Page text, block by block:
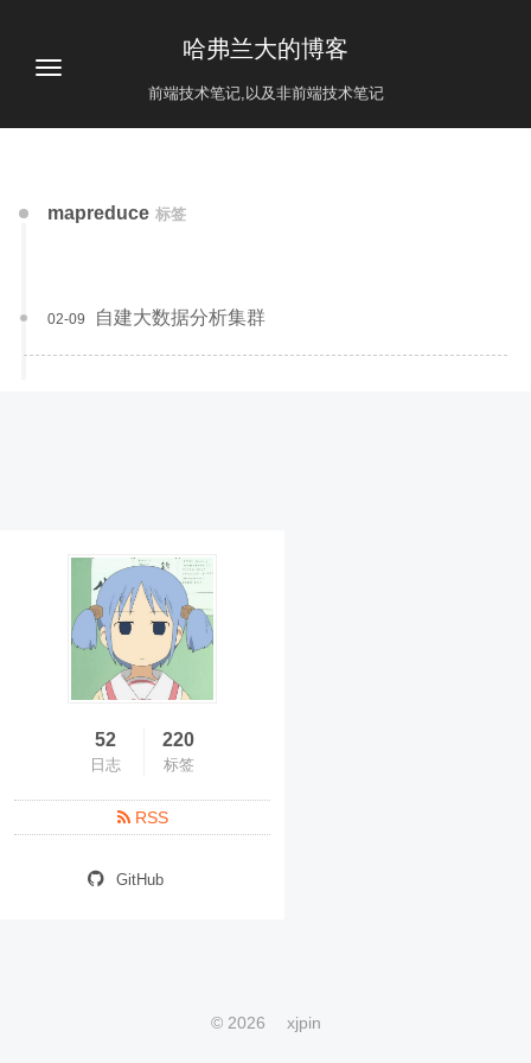
哈弗兰大的博客
前端技术笔记,以及非前端技术笔记
mapreduce 标签
自建大数据分析集群
02-09
52
日志
220
标签
RSS
GitHub
© 2026 xjpin